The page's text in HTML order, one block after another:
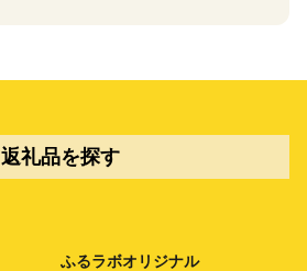
返礼品を探す
ふるラボオリジナル